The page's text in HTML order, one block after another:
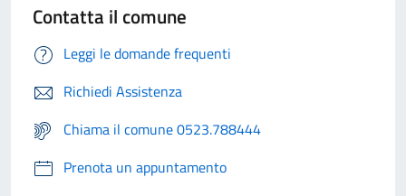
Contatta il comune
Leggi le domande frequenti
Richiedi Assistenza
Chiama il comune 0523.788444
Prenota un appuntamento